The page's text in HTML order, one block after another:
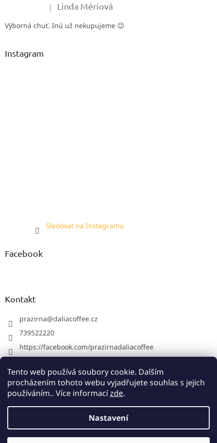
Tento web používá soubory cookie. Dalším
procházením tohoto webu vyjadřujete souhlas s jejich
používáním.. Více informacízde.
Nastavení
Máme v pražírně krátkou dovolenou do středy 12.8. včetně.
Hodnocení produktu je 5 z 5 hvězdiček.
| Linda Mériová
Výborná chuť. Inú už nekupujeme 😉
Instagram
Sledovat na Instagramu
Facebook
Kontakt
prazirna@daliacoffee.cz
739522220
https://facebook.com/prazirnadaliacoffee
739522220
Copyright 2026Pražírna Dalia Coffee. Všechna práva